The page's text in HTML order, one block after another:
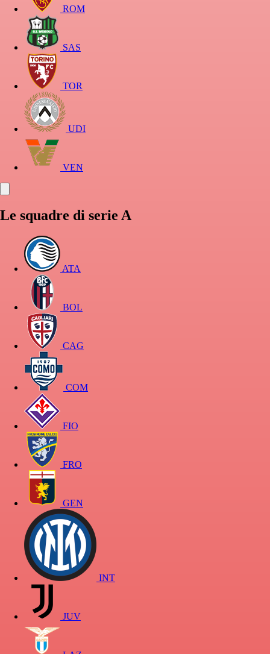
ROM
SAS
TOR
UDI
VEN
Le squadre di serie A
ATA
BOL
CAG
COM
FIO
FRO
GEN
INT
JUV